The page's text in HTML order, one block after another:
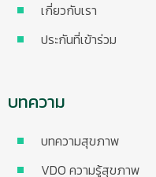
เกี่ยวกับเรา
ประกันที่เข้าร่วม
บทความ
บทความสุขภาพ
VDO ความรู้สุขภาพ